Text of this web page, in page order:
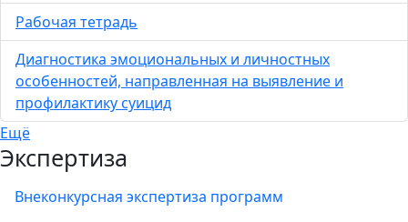
Рабочая тетрадь
Диагностика эмоциональных и личностных
особенностей, направленная на выявление и
профилактику суицид
Ещё
Экспертиза
Внеконкурсная экспертиза программ